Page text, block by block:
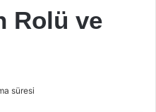
Rolü ve
süresi